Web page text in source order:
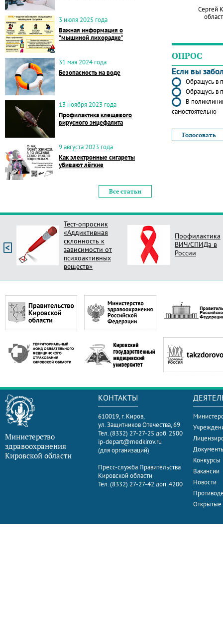
3 июля 2025 года
Важная информация о
"мышиной лихорадке"
31 мая 2024 года
Безопасность на воде
13 ноября 2023 года
Профилактика клещевого
вирусного энцефалита
9 августа 2023 года
Как электронные сигареты
убивают лёгкие
Все статьи
Сергей
ОПРОС
Если вы
Обращусь в
Обращусь в
В
самостоятельно
Тест-опросник
«Аддиктивная
склонность к
зависимости от
психоактивных
веществ»
Профилактика
ВИЧ/СПИДа в
России
Министерство
здравоохранения
Кировской области
КОНТАКТЫ
610019, г. Киров,
ул. Защитников Отечества, 69
Тел. (8332) 27-27-25 доб. 2500
ip-depart@medkirov.ru
(для организаций)
Пресс-служба Правительства
Кировской области
Тел. (8332) 27-27-42 доп. 4200
Конкурсы
Вакансии
Новости